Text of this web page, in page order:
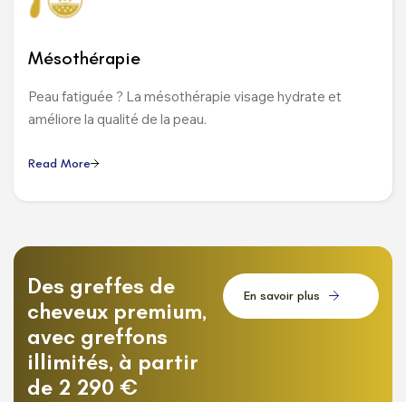
Mésothérapie
Peau fatiguée ? La mésothérapie visage hydrate et
améliore la qualité de la peau.
Read More
Des greffes de
cheveux premium,
avec greffons
illimités, à partir
de 2 290 €
En savoir plus